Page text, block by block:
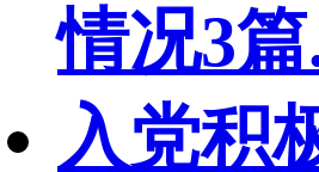
情况3
入党积